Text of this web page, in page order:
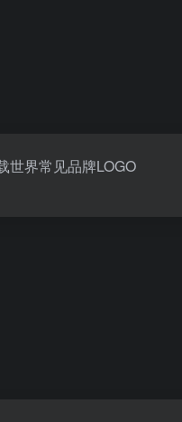
世界常见品牌LOGO